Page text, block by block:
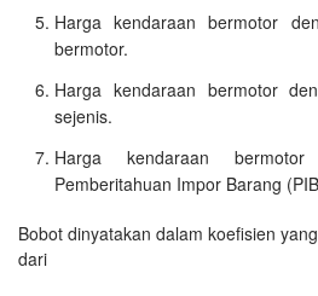
Harga kendaraan bermotor
bermotor.
Harga kendaraan bermotor
sejenis.
Harga kendaraan bermotor
Pemberitahuan Impor Barang
Bobot dinyatakan dalam koefisien
dari